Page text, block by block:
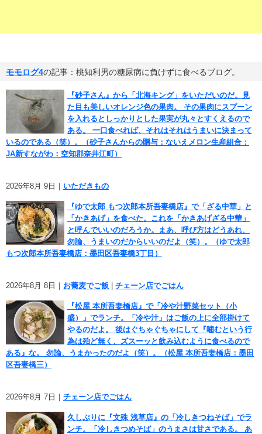
モモログ4の記事：桃知利男の糖尿病に負けずに食べるブログ。
『砂子さん』から「北海キング」をいただいのだ。見
た目も美しいオレンジ色の果肉。 その果肉にスプーン
を入れるとしっかりとした果実が丸々とすくえるので
ある。 一口食べれば、それはそれはうまいに決まって
いるのである（笑）。（砂子さんからの贈与：ないえメロン生産組合：
JA新すながわ：空知郡奈井江町）
2026年8月 9日｜ いただきもの
『ゆで太郎 もつ次郎本所吾妻橋店』で「ざる中華」と
「かきあげ」を食べた。これを「かきあげざる中華」
と呼んでいいのだろうか。まあ、呼び方はどうあれ、
勿論、うまいのだからいいのだよ（笑）。（ゆで太郎
もつ次郎本所吾妻橋店：墨田区吾妻橋3丁目）
2026年8月 8日｜ お蕎麦でご飯 チェーン店でごはん
『松屋 本所吾妻橋店』で「冷や汁野菜セット（小
盛）」でランチ。「冷や汁」はご飯の上に全部掛けて
やるのだよ。 後はぐちゃぐちゃにして『噛むという行
為は殆ど無く、ズスーッと飲み込むように食べるので
ある』な。 勿論、うまかったのだよ（笑）。（松屋 本所吾妻橋店：墨田
区吾妻橋三）
2026年8月 7日｜ チェーン店でごはん
久しぶりに『文殊 浅草店』の「冷しきつねそば」でラ
ンチ。「冷しきつめそば」のうまさは甘さである。 あ